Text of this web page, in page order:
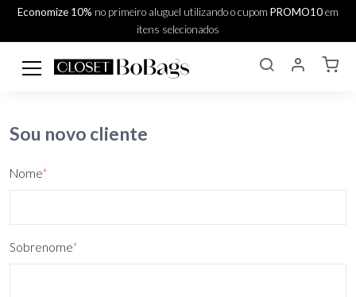
Economize 10% no primeiro aluguel utilizando o cupom PROMO10em
itens selecionados
Sou novo cliente
Nome*
Sobrenome*